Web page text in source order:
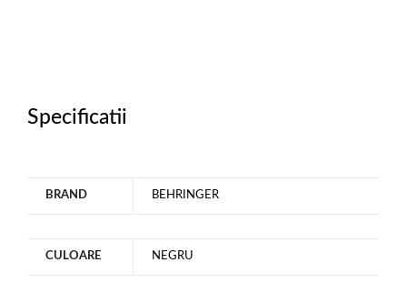
Specificatii
BRAND BEHRINGER
CULOARE NEGRU